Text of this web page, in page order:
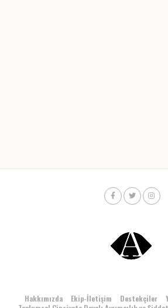
Hakkımızda Ekip-İletişim Destekçiler